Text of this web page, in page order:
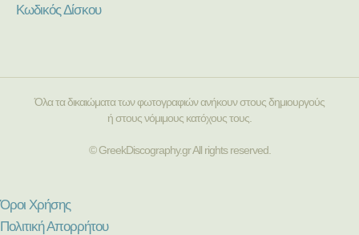
Κωδικός Δίσκου
Όλα τα δικαιώματα των φωτογραφιών ανήκουν στους δημιουργούς
ή στους νόμιμους κατόχους τους.
© GreekDiscography.gr All rights reserved.
Όροι Χρήσης
Πολιτική Απορρήτου